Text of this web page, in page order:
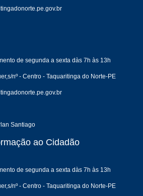
de segunda a sexta dàs 7h às 13h
nº - Centro - Taquaritinga do Norte-PE
Santiago
ao Cidadão
de segunda a sexta dàs 7h às 13h
nº - Centro - Taquaritinga do Norte-PE